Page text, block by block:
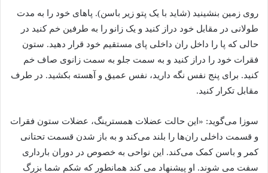
روی زمین بنشینید (شاید با یک پتو زیر باسن). پاهای خود را به مدت
طولانی در مقابل خود دراز کنید و یک زانو را به طرفین خم کنید در
حالی که پا را داخل ران داخلی پای مستقیم خود قرار دهید. ستون
فقرات خود را دراز کنید و به سمت جلو به سمت زانوی صاف خم
کنید. برای پنج نفس نگه دارید، نفس عمیق و آهسته بکشید. در طرف
مقابل تکرار کنید.
سوزا می‌گوید: «این حالت عضلات همسترینگ، عضلات ستون فقرات
و قسمت داخلی ران‌ها را بلند می‌کند و به باز شدن قسمت تحتانی
کمر و باسن کمک می‌کند. این نواحی به خصوص در دوران بارداری
سفت می شوند. او پیشنهاد می کند همانطور که شکم شما بزرگ